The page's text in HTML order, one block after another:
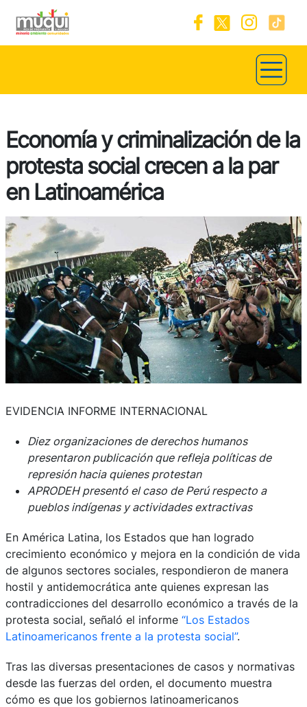
Economía y criminalización de la
protesta social crecen a la par
en Latinoamérica
EVIDENCIA INFORME INTERNACIONAL
Diez organizaciones de derechos humanos
presentaron publicación que refleja políticas de
represión hacia quienes protestan
APRODEH presentó el caso de Perú respecto a
pueblos indígenas y actividades extractivas
En América Latina, los Estados que han logrado
crecimiento económico y mejora en la condición de vida
de algunos sectores sociales, respondieron de manera
hostil y antidemocrática ante quienes expresan las
contradicciones del desarrollo económico a través de la
protesta social, señaló el informe “Los Estados
Latinoamericanos frente a la protesta social”.
Tras las diversas presentaciones de casos y normativas
desde las fuerzas del orden, el documento muestra
cómo es que los gobiernos latinoamericanos